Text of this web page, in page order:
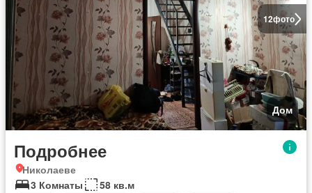
12фото
Дом
Подробнее
Николаеве
3 Комнаты
58 кв.м